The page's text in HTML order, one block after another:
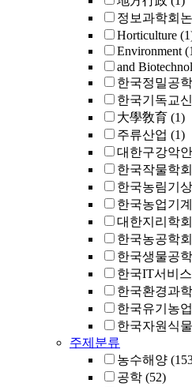
정보과학회논
Horticulture
Environment
and
한국정밀공
한국기독교
大學敎育 (1)
주류산업 (1)
대한구강악
한국작물학회
한국농림기
한국농업기
대한지리학
한국농공학
한국생물공
한국IT서비
한국환경과
한국유기농
한국자원식
주제분류
농수해양
공학 (52)